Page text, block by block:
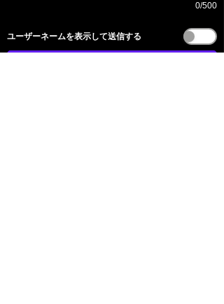
0/500
​ユーザーネームを表示して送信する